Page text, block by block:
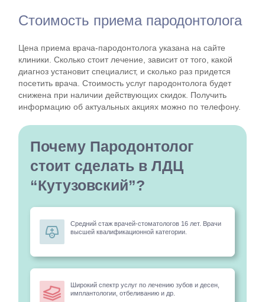
Стоимость приема пародонтолога
Цена приема врача-пародонтолога указана на сайте
клиники. Сколько стоит лечение, зависит от того, какой
диагноз установит специалист, и сколько раз придется
посетить врача. Стоимость услуг пародонтолога будет
снижена при наличии действующих скидок. Получить
информацию об актуальных акциях можно по телефону.
Почему Пародонтолог
стоит сделать в ЛДЦ
“Кутузовский”?
Средний стаж врачей-стоматологов 16 лет. Врачи
высшей квалификационной категории.
Широкий спектр услуг по лечению зубов и десен,
имплантологии, отбеливанию и др.